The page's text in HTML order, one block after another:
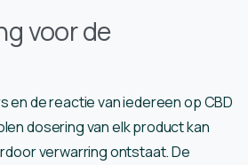
voor de
en de reactie van iedereen op CBD
dosering van elk product kan
verwarring ontstaat. De